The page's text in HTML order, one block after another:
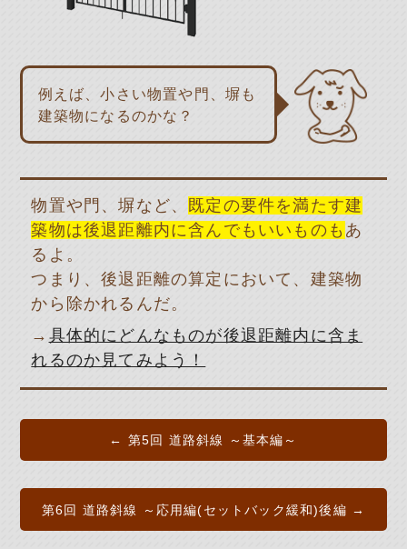
例えば、小さい物置や門、塀も
建築物になるのかな？
物置や門、塀など、 既定の要件を満たす建
築物は後退距離内に含んでもいいものも あ
るよ。
つまり、後退距離の算定において、建築物
から除かれるんだ。
→ 具体的にどんなものが後退距離内に含ま
れるのか見てみよう！
← 第5回 道路斜線 ～基本編～
第6回 道路斜線 ～応用編(セットバック緩和)後編 →